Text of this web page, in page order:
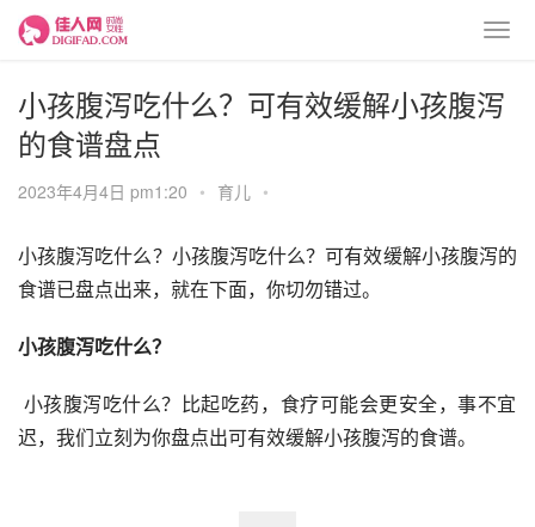
小孩腹泻吃什么？可有效缓解小孩腹泻
的食谱盘点
2023年4月4日 pm1:20 • 育儿 •
小孩腹泻吃什么？小孩腹泻吃什么？可有效缓解小孩腹泻的
食谱已盘点出来，就在下面，你切勿错过。
小孩腹泻吃什么？
迟，我们立刻为你盘点出可有效缓解小孩腹泻的食谱。